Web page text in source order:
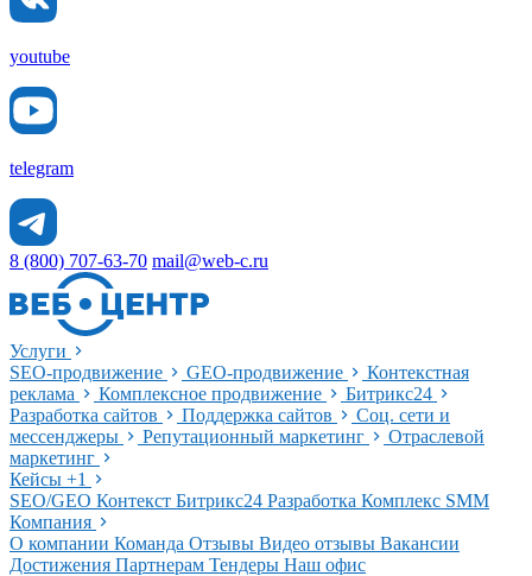
youtube
telegram
8 (800) 707-63-70 mail@web-c.ru
Услуги
SEO-продвижение
GEO-продвижение
Контекстная
реклама
Комплексное продвижение
Битрикс24
Разработка сайтов
Поддержка сайтов
Соц. сети и
мессенджеры
Репутационный маркетинг
Отраслевой
маркетинг
Кейсы +1
SEO/GEO Контекст Битрикс24 Разработка Комплекс SMM
Компания
О компании Команда Отзывы Видео отзывы Вакансии
Достижения Партнерам Тендеры Наш офис